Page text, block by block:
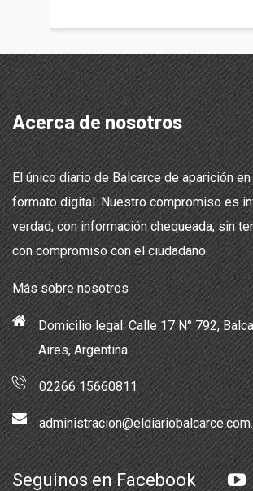
Acerca de nosotros
El único diario de Balcarce de aparición
formato digital. Nuestro compromiso es
verdad, con información chequeada, sin
con compromiso con el ciudadano.
Más sobre nosotros
Domicilio legal: Calle 17 N° 792,
Aires, Argentina
02266 15660811
Seguinos en Facebook